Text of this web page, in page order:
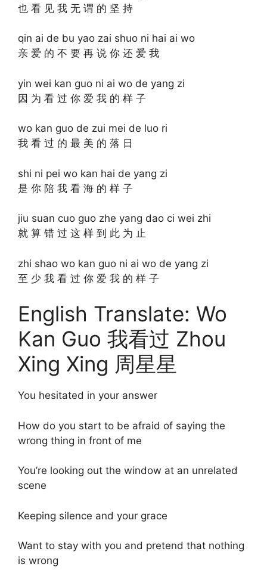
也 看 见 我 无 谓 的 坚 持
qin ai de bu yao zai shuo ni hai ai wo
亲 爱 的 不 要 再 说 你 还 爱 我
yin wei kan guo ni ai wo de yang zi
因 为 看 过 你 爱 我 的 样 子
wo kan guo de zui mei de luo ri
我 看 过 的 最 美 的 落 日
shi ni pei wo kan hai de yang zi
是 你 陪 我 看 海 的 样 子
jiu suan cuo guo zhe yang dao ci wei zhi
就 算 错 过 这 样 到 此 为 止
zhi shao wo kan guo ni ai wo de yang zi
至 少 我 看 过 你 爱 我 的 样 子
English Translate: Wo
Kan Guo 我看过 Zhou
Xing Xing 周星星
You hesitated in your answer
How do you start to be afraid of saying the
wrong thing in front of me
You’re looking out the window at an unrelated
scene
Keeping silence and your grace
Want to stay with you and pretend that nothing
is wrong